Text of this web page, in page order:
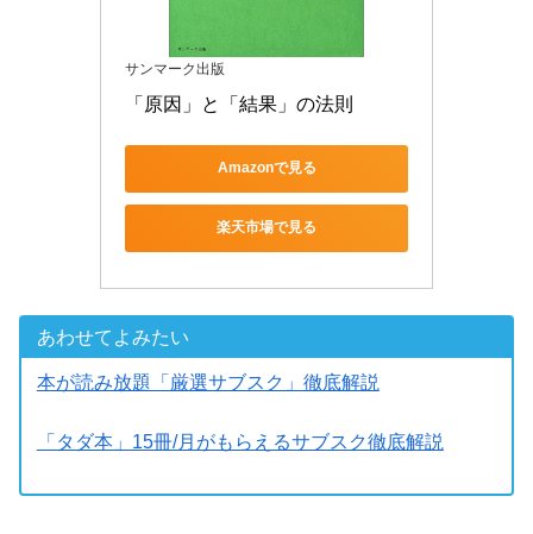
サンマーク出版
「原因」と「結果」の法則
Amazonで見る
楽天市場で見る
あわせてよみたい
本が読み放題「厳選サブスク」徹底解説
「タダ本」15冊/月がもらえるサブスク徹底解説